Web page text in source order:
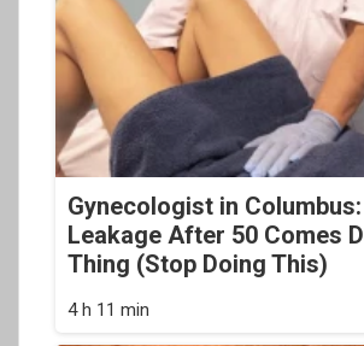
Gynecologist in
Leakage After 50 Comes
Thing (Stop Doing This)
4 h 11 min